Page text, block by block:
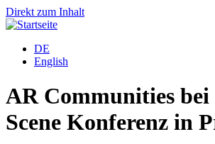
Direkt zum Inhalt
DE
English
AR Communities
Scene Konferenz in